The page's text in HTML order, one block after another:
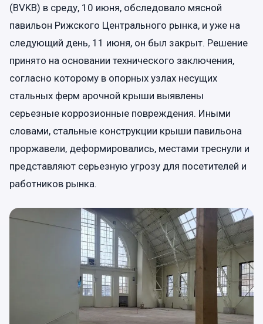
(BVKB) в среду, 10 июня, обследовало мясной
павильон Рижского Центрального рынка, и уже на
следующий день, 11 июня, он был закрыт. Решение
принято на основании технического заключения,
согласно которому в опорных узлах несущих
стальных ферм арочной крыши выявлены
серьезные коррозионные повреждения. Иными
словами, стальные конструкции крыши павильона
проржавели, деформировались, местами треснули и
представляют серьезную угрозу для посетителей и
работников рынка.